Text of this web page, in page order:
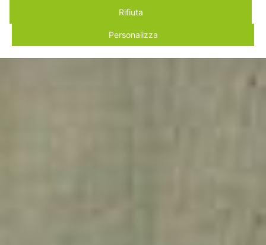
produzione, sono in grado di soddisfare i diversi
Rifiuta
Personalizza